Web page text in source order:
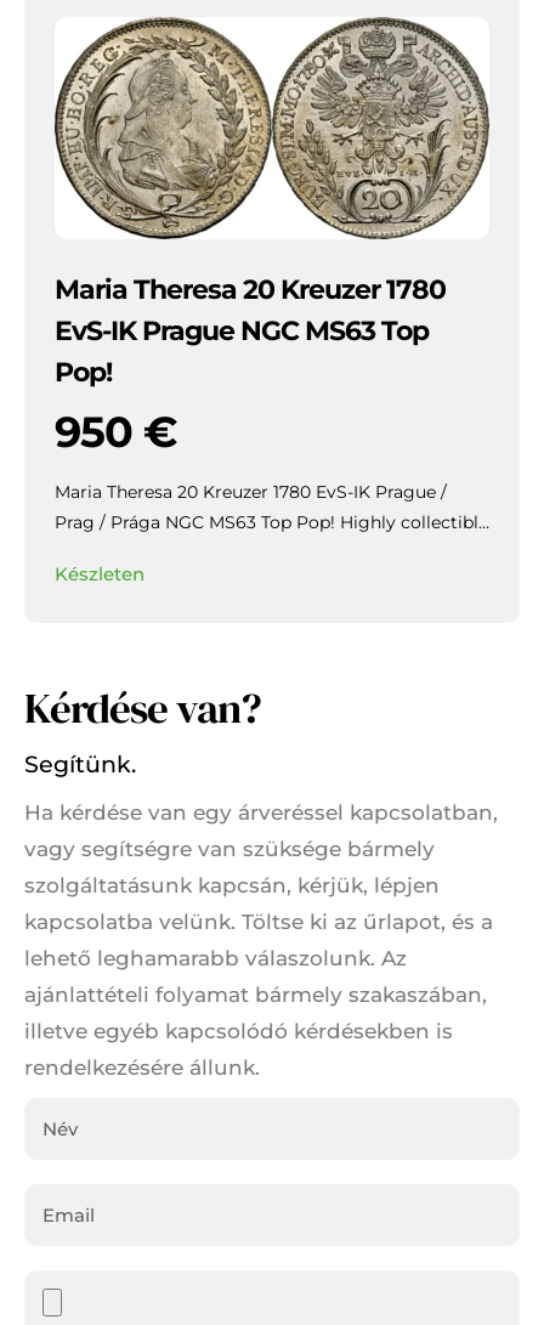
Maria Theresa 20 Kreuzer 1780
EvS-IK Prague NGC MS63 Top
Pop!
950 €
Maria Theresa 20 Kreuzer 1780 EvS-IK Prague /
Prag / Prága NGC MS63 Top Pop! Highly collectible
the fields.
Készleten
Kérdése van?
Segítünk.
Ha kérdése van egy árveréssel kapcsolatban,
vagy segítségre van szüksége bármely
szolgáltatásunk kapcsán, kérjük, lépjen
kapcsolatba velünk. Töltse ki az űrlapot, és a
lehető leghamarabb válaszolunk. Az
ajánlattételi folyamat bármely szakaszában,
illetve egyéb kapcsolódó kérdésekben is
rendelkezésére állunk.